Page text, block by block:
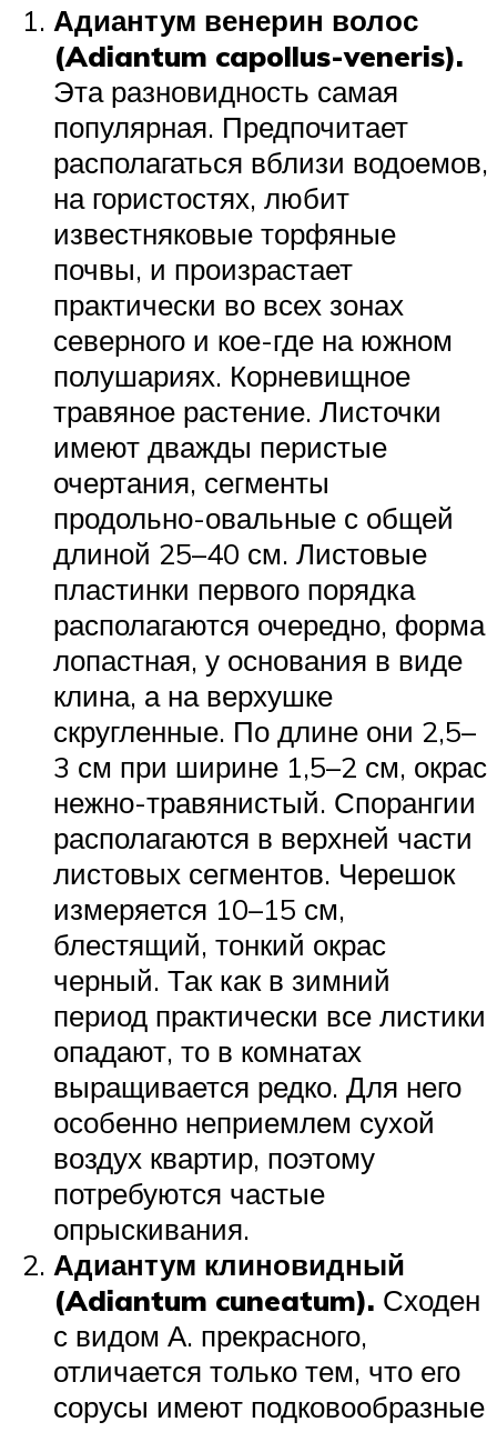
Адиантум венерин волос
(Adiantum capollus-veneris).
Эта разновидность самая
популярная. Предпочитает
располагаться вблизи водоемов,
на гористостях, любит
известняковые торфяные
почвы, и произрастает
практически во всех зонах
северного и кое-где на южном
полушариях. Корневищное
травяное растение. Листочки
имеют дважды перистые
очертания, сегменты
продольно-овальные с общей
длиной 25–40 см. Листовые
пластинки первого порядка
располагаются очередно, форма
лопастная, у основания в виде
клина, а на верхушке
скругленные. По длине они 2,5–
3 см при ширине 1,5–2 см, окрас
нежно-травянистый. Спорангии
располагаются в верхней части
листовых сегментов. Черешок
измеряется 10–15 см,
блестящий, тонкий окрас
черный. Так как в зимний
период практически все листики
опадают, то в комнатах
выращивается редко. Для него
особенно неприемлем сухой
воздух квартир, поэтому
потребуются частые
опрыскивания.
Адиантум клиновидный
(Adiantum cuneatum). Сходен
с видом А. прекрасного,
отличается только тем, что его
сорусы имеют подковообразные